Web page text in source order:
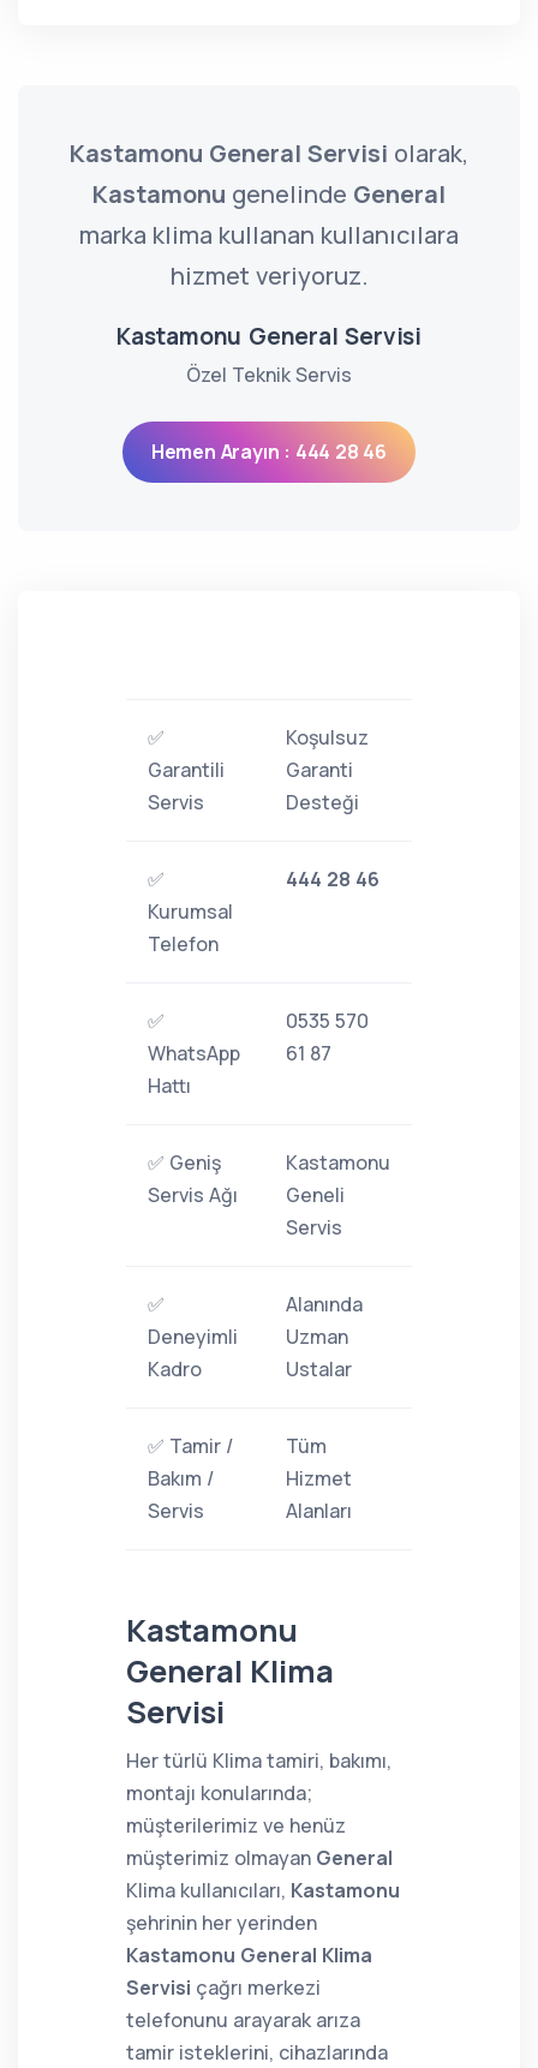
Kastamonu General Servisi olarak,
Kastamonu genelinde General
marka klima kullanan kullanıcılara
hizmet veriyoruz.
Kastamonu General Servisi
Özel Teknik Servis
Hemen Arayın : 444 28 46
✅
Garantili
Servis
Koşulsuz
Garanti
Desteği
✅
Kurumsal
Telefon
444 28 46
✅
WhatsApp
Hattı
0535 570
61 87
✅ Geniş
Servis Ağı
Kastamonu
Geneli
Servis
✅
Deneyimli
Kadro
Alanında
Uzman
Ustalar
✅ Tamir /
Bakım /
Servis
Tüm
Hizmet
Alanları
Kastamonu
General Klima
Servisi
Her türlü Klima tamiri, bakımı,
montajı konularında;
müşterilerimiz ve henüz
müşterimiz olmayan General
Klima kullanıcıları, Kastamonu
şehrinin her yerinden
Kastamonu General Klima
Servisi çağrı merkezi
telefonunu arayarak arıza
tamir isteklerini, cihazlarında